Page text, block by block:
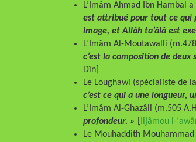
L’Imâm Ahmad Ibn Hambal
est attribué pour tout ce qui
image, et Allâh ta’âlâ est
L’Imâm Al-Moutawalli
c’est la composition de
Dîn]
Le Loughawi (spécialiste de
c’est ce qui a une longueur,
L’Imâm Al-Ghazâli (m.505
profondeur. »
Iljâmou l-
Le Mouhaddith